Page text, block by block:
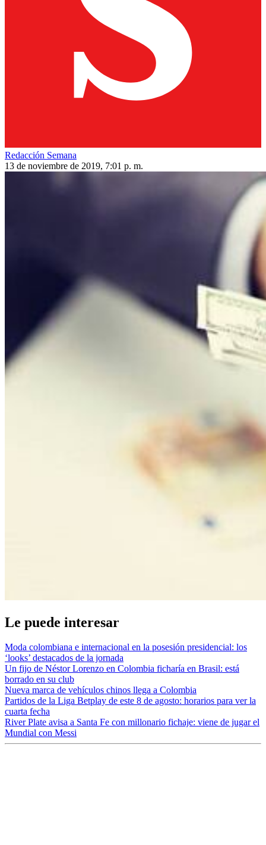
Redacción Semana
13 de noviembre de 2019, 7:01 p. m.
Le puede interesar
Moda colombiana e internacional en la posesión presidencial: los
‘looks’ destacados de la jornada
Un fijo de Néstor Lorenzo en Colombia ficharía en Brasil: está
borrado en su club
Nueva marca de vehículos chinos llega a Colombia
Partidos de la Liga Betplay de este 8 de agosto: horarios para ver la
cuarta fecha
River Plate avisa a Santa Fe con millonario fichaje: viene de jugar el
Mundial con Messi